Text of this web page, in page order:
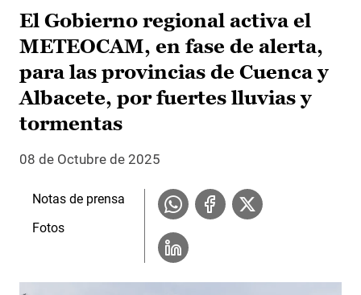
El Gobierno regional activa el
METEOCAM, en fase de alerta,
para las provincias de Cuenca y
Albacete, por fuertes lluvias y
tormentas
08 de Octubre de 2025
Notas de prensa
Fotos